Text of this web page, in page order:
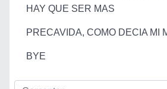
HAY QUE SER MAS
PRECAVIDA, COMO DECIA MI
BYE